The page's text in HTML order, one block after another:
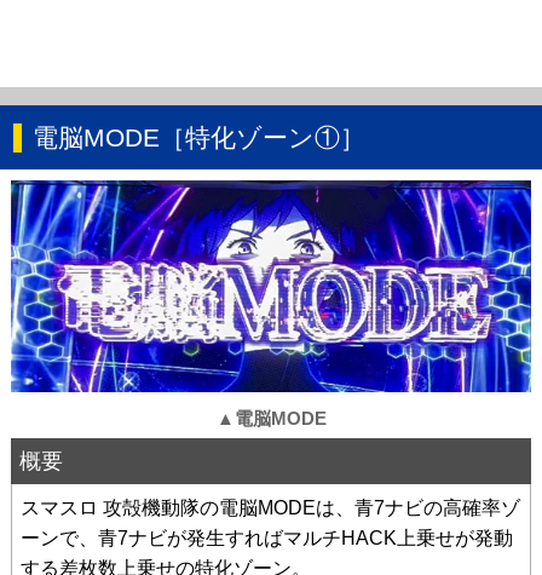
電脳MODE［特化ゾーン①］
▲電脳MODE
概要
スマスロ 攻殻機動隊の電脳MODEは、青7ナビの高確率ゾ
ーンで、青7ナビが発生すればマルチHACK上乗せが発動
する差枚数上乗せの特化ゾーン。